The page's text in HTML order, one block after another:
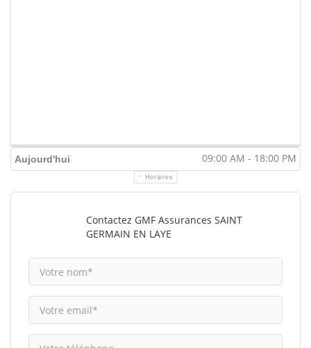
Aujourd'hui 09:00 AM - 18:00 PM
Horaires
Contactez GMF Assurances SAINT
GERMAIN EN LAYE